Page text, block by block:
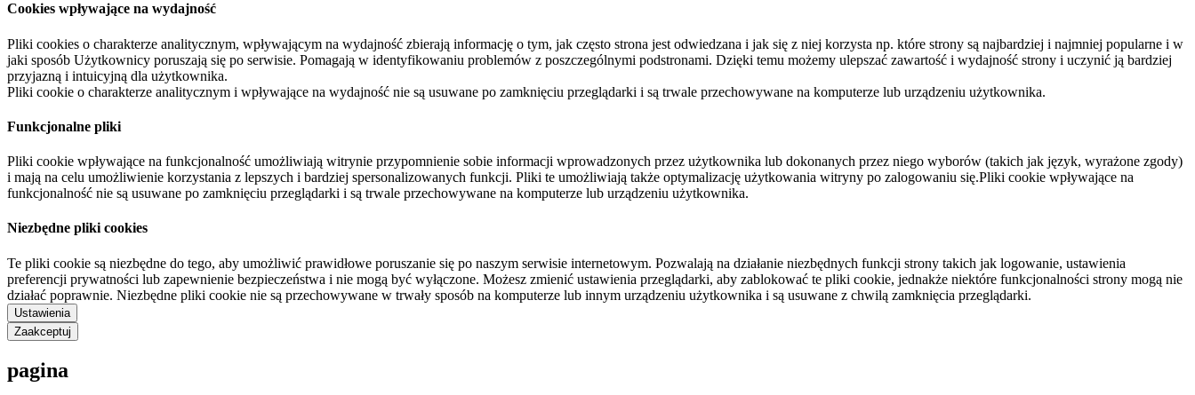
Cookies wpływające na wydajność
Pliki cookies o charakterze analitycznym, wpływającym na wydajność zbierają informację o tym, jak często strona jest odwiedzana i jak się z niej korzysta np. które strony są najbardziej i najmniej popularne i w
jaki sposób Użytkownicy poruszają się po serwisie. Pomagają w identyfikowaniu problemów z poszczególnymi podstronami. Dzięki temu możemy ulepszać zawartość i wydajność strony i uczynić ją bardziej
przyjazną i intuicyjną dla użytkownika.
Pliki cookie o charakterze analitycznym i wpływające na wydajność nie są usuwane po zamknięciu przeglądarki i są trwale przechowywane na komputerze lub urządzeniu użytkownika.
Funkcjonalne pliki
Pliki cookie wpływające na funkcjonalność umożliwiają witrynie przypomnienie sobie informacji wprowadzonych przez użytkownika lub dokonanych przez niego wyborów (takich jak język, wyrażone zgody)
i mają na celu umożliwienie korzystania z lepszych i bardziej spersonalizowanych funkcji. Pliki te umożliwiają także optymalizację użytkowania witryny po zalogowaniu się.Pliki cookie wpływające na
funkcjonalność nie są usuwane po zamknięciu przeglądarki i są trwale przechowywane na komputerze lub urządzeniu użytkownika.
Niezbędne pliki cookies
Te pliki cookie są niezbędne do tego, aby umożliwić prawidłowe poruszanie się po naszym serwisie internetowym. Pozwalają na działanie niezbędnych funkcji strony takich jak logowanie, ustawienia
preferencji prywatności lub zapewnienie bezpieczeństwa i nie mogą być wyłączone. Możesz zmienić ustawienia przeglądarki, aby zablokować te pliki cookie, jednakże niektóre funkcjonalności strony mogą nie
działać poprawnie. Niezbędne pliki cookie nie są przechowywane w trwały sposób na komputerze lub innym urządzeniu użytkownika i są usuwane z chwilą zamknięcia przeglądarki.
Ustawienia
Zaakceptuj
pagina